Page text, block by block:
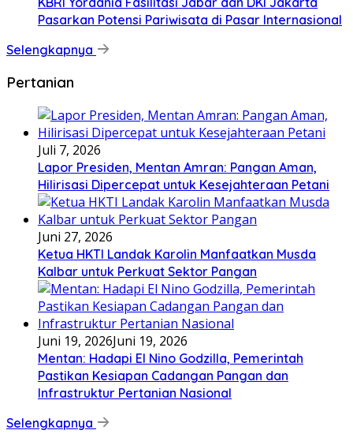
Pasarkan Potensi Pariwisata di Pasar Internasional
Selengkapnya
Pertanian
Juli 7, 2026
Lapor Presiden, Mentan Amran: Pangan Aman,
Hilirisasi Dipercepat untuk Kesejahteraan Petani
Juni 27, 2026
Ketua HKTI Landak Karolin Manfaatkan Musda
Kalbar untuk Perkuat Sektor Pangan
Juni 19, 2026Juni 19, 2026
Mentan: Hadapi El Nino Godzilla, Pemerintah
Pastikan Kesiapan Cadangan Pangan dan
Infrastruktur Pertanian Nasional
Selengkapnya